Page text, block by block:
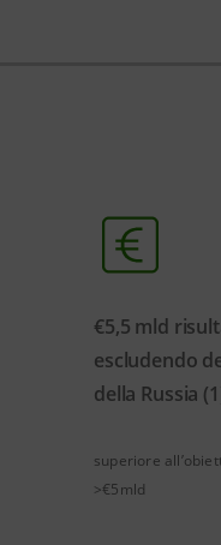
€5,5 mld
escludendo
della Russia
superiore
>€5mld